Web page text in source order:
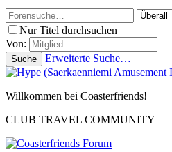
Nur Titel durchsuchen
Von:
Suche Erweiterte Suche…
Willkommen bei Coasterfriends!
CLUB TRAVEL COMMUNITY